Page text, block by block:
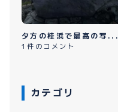
夕方の桂浜で最高の写...
1件のコメント
カテゴリ